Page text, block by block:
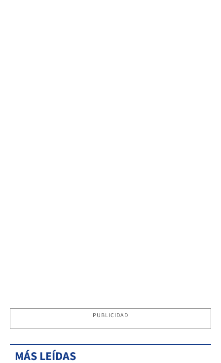
PUBLICIDAD
MÁS LEÍDAS